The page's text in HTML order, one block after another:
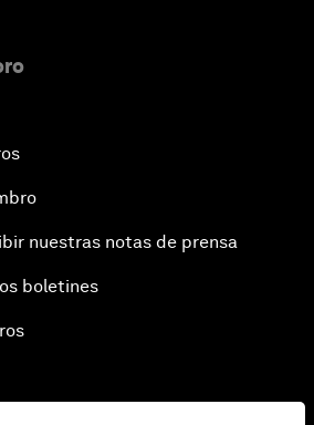
nuestras notas de prensa
boletines